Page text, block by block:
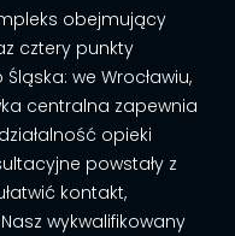
obejmujący
cztery punkty
we Wrocławiu,
centralna zapewnia
opieki
powstały z
kontakt,
wykwalifikowany